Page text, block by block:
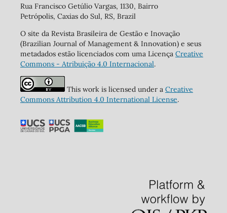
Rua Francisco Getúlio Vargas, 1130, Bairro
Petrópolis, Caxias do Sul, RS, Brazil
O site da Revista Brasileira de Gestão e Inovação
(Brazilian Journal of Management & Innovation) e seus
metadados estão licenciados com uma Licença Creative
Commons - Atribuição 4.0 Internacional.
This work is licensed under a Creative
Commons Attribution 4.0 International License.